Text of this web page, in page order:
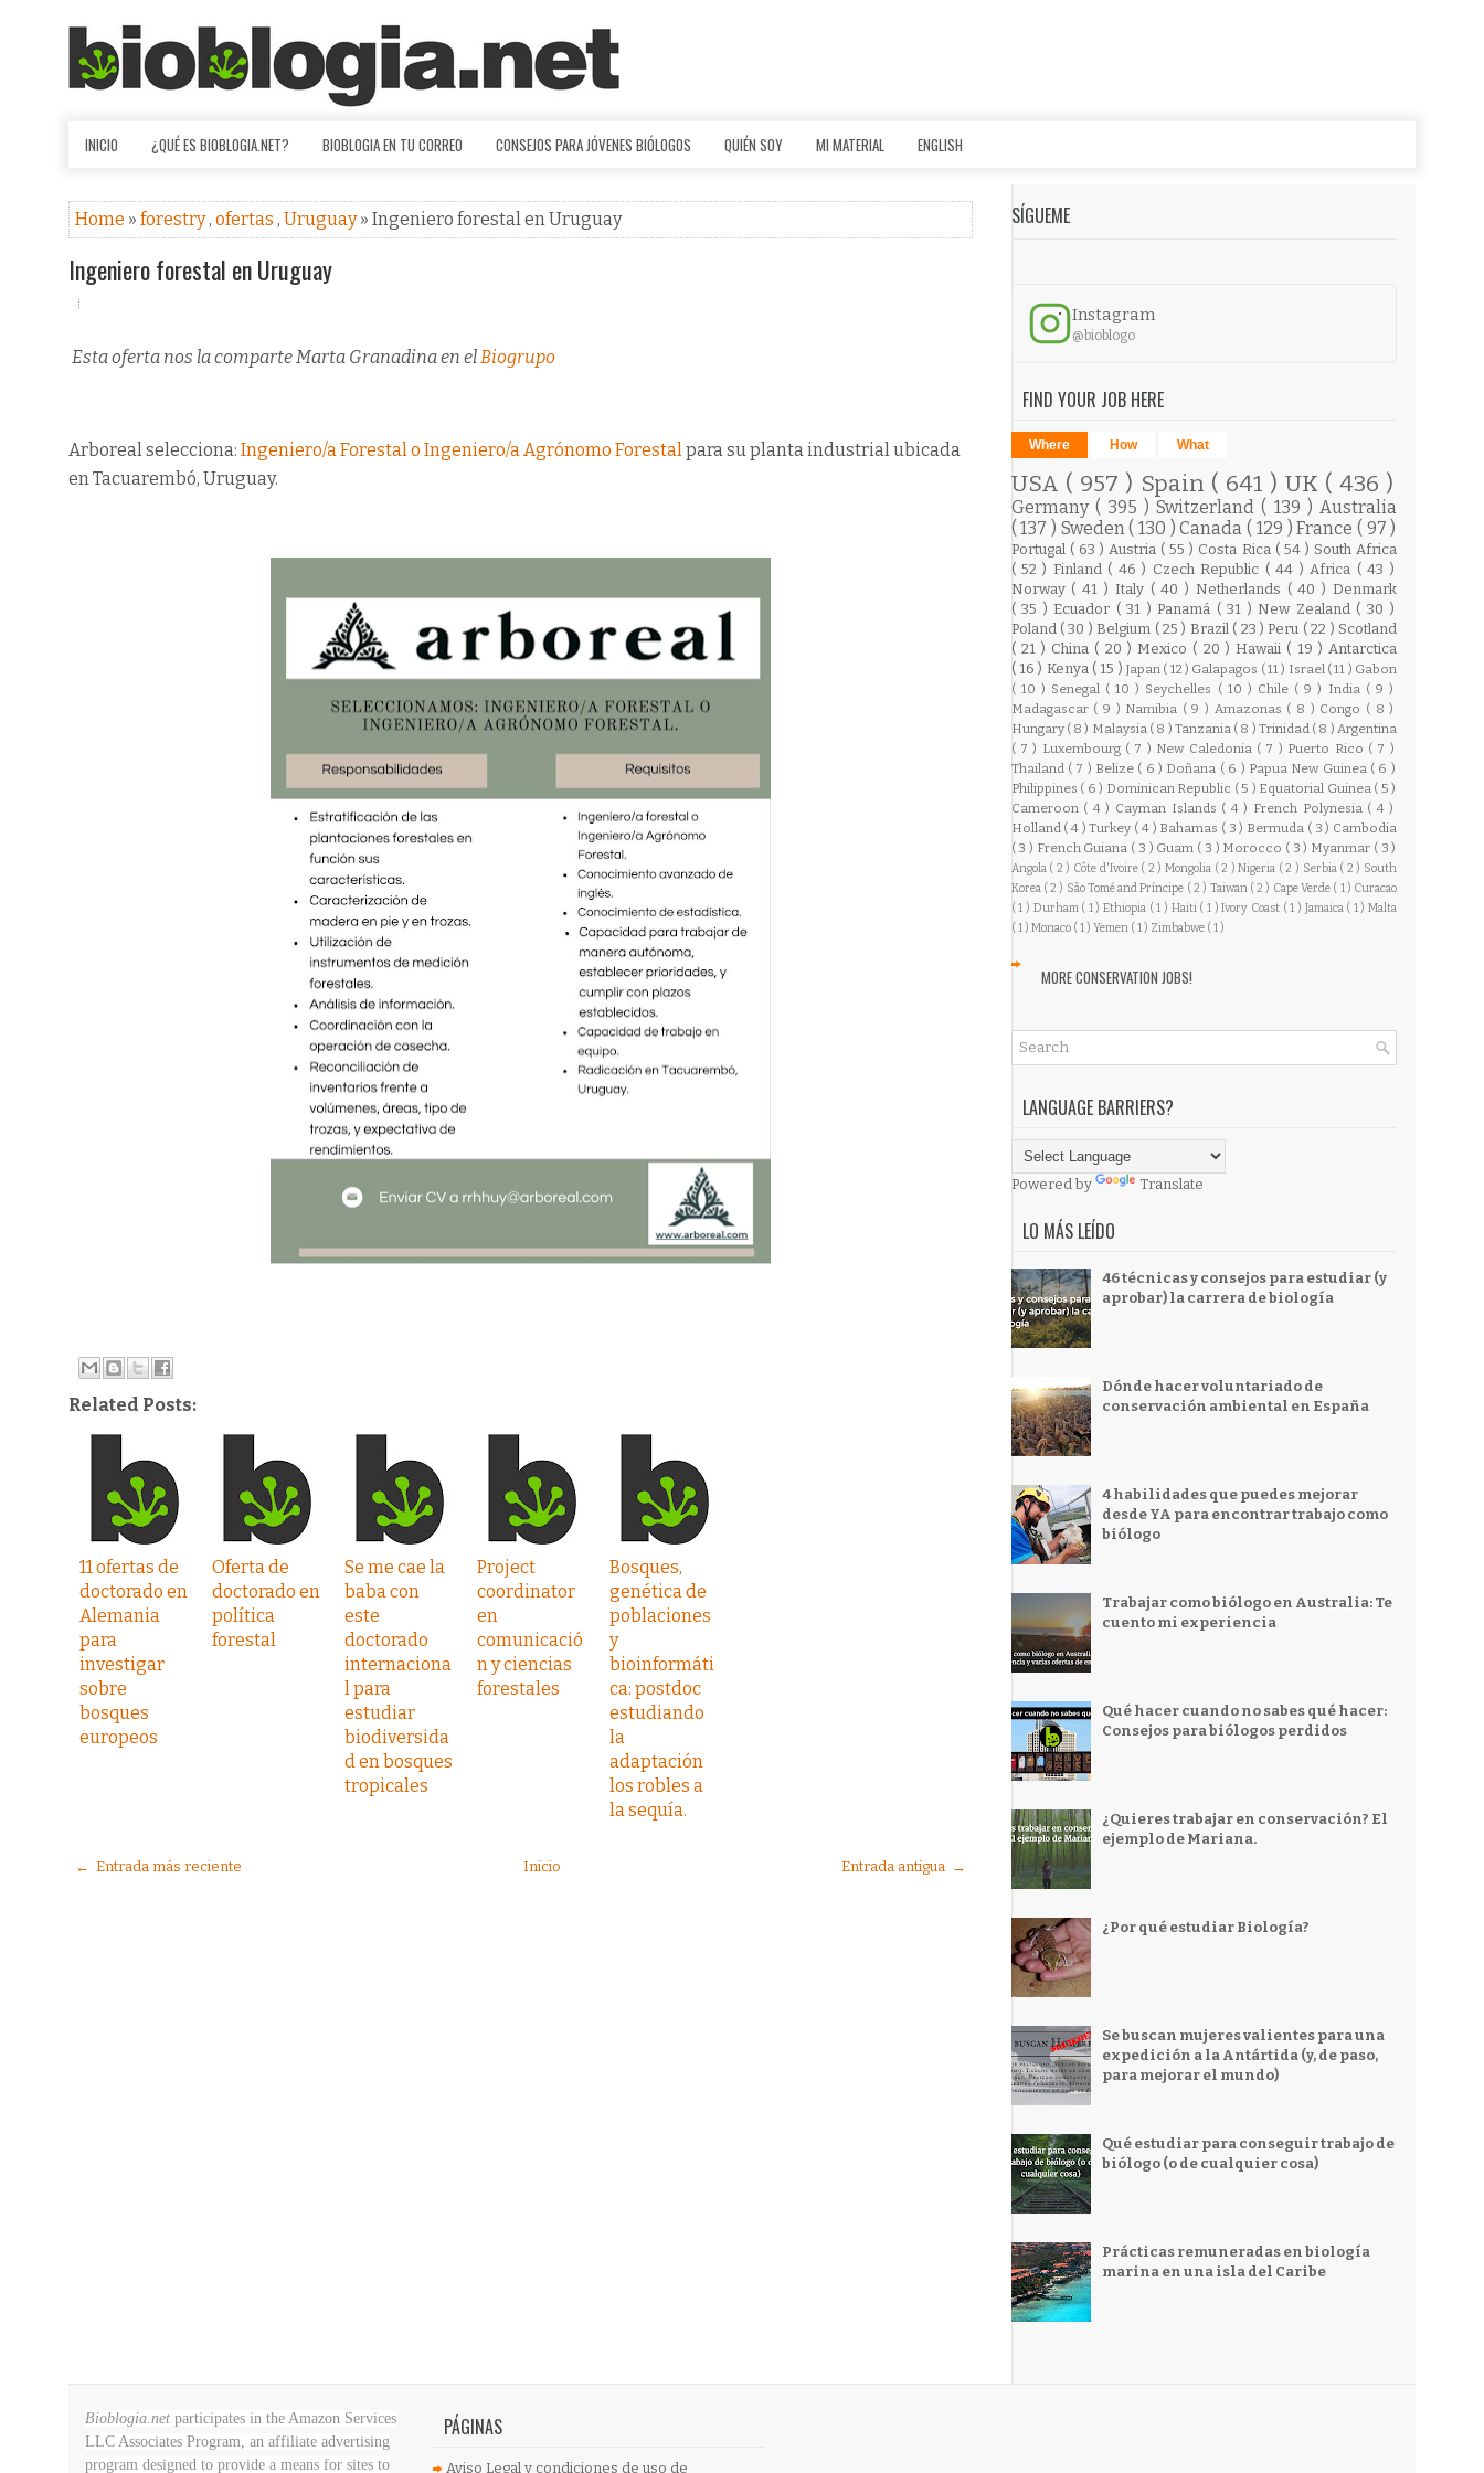
INICIO ¿QUÉ ES BIOBLOGIA.NET? BIOBLOGIA EN TU CORREO CONSEJOS PARA JÓVENES BIÓLOGOS QUIÉN SOY MI MATERIAL ENGLISH
Home » forestry, ofertas , Uruguay» Ingeniero forestal en Uruguay
Ingeniero forestal en Uruguay
Esta oferta nos la comparte Marta Granadina en elBiogrupo
Arboreal selecciona: Ingeniero/a Forestal o Ingeniero/a Agrónomo Forestalpara su planta industrial ubicada
en Tacuarembó, Uruguay.
Related Posts:
11 ofertas de
doctorado en
Alemania
para
investigar
sobre
bosques
europeos
Oferta de
doctorado en
política
forestal
Se me cae la
baba con
este
doctorado
internaciona
l para
estudiar
biodiversida
d en bosques
tropicales
Project
coordinator
en
comunicació
n y ciencias
forestales
Bosques,
genética de
poblaciones
y
bioinformáti
ca: postdoc
estudiando
la
adaptación
los robles a
la sequía.
← Entrada más reciente Entrada antigua →
Inicio
SÍGUEME
Instagram
@bioblogo
FIND YOUR JOB HERE
Where How What
USA ( 957 ) Spain ( 641 ) UK ( 436 )
Germany ( 395 )Switzerland( 139 )Australia
( 137 ) Sweden( 130 )Canada( 129 )France ( 97 )
Portugal ( 63 ) Austria ( 55 ) Costa Rica ( 54 ) South Africa
( 52 ) Finland ( 46 ) Czech Republic ( 44 )Africa ( 43 )
Norway ( 41 ) Italy ( 40 ) Netherlands ( 40 ) Denmark
( 35 ) Ecuador ( 31 ) Panamá ( 31 ) New Zealand ( 30 )
Poland ( 30 ) Belgium ( 25 ) Brazil ( 23 ) Peru ( 22 ) Scotland
( 21 ) China ( 20 ) Mexico ( 20 ) Hawaii ( 19 )Antarctica
( 16 ) Kenya ( 15 ) Japan ( 12 ) Galapagos ( 11 ) Israel ( 11 ) Gabon
( 10 ) Senegal ( 10 ) Seychelles ( 10 ) Chile ( 9 ) India ( 9 )
Madagascar ( 9 ) Namibia ( 9 ) Amazonas ( 8 ) Congo ( 8 )
Hungary ( 8 ) Malaysia ( 8 ) Tanzania ( 8 ) Trinidad ( 8 )Argentina
( 7 ) Luxembourg ( 7 ) New Caledonia ( 7 ) Puerto Rico ( 7 )
Thailand ( 7 ) Belize ( 6 ) Doñana ( 6 ) Papua New Guinea ( 6 )
Philippines ( 6 ) Dominican Republic ( 5 ) Equatorial Guinea ( 5 )
Cameroon ( 4 ) Cayman Islands ( 4 ) French Polynesia ( 4 )
Holland ( 4 )Turkey ( 4 ) Bahamas ( 3 ) Bermuda ( 3 ) Cambodia
( 3 ) French Guiana ( 3 ) Guam ( 3 ) Morocco ( 3 ) Myanmar ( 3 )
Angola ( 2 ) Côte d'Ivoire ( 2 ) Mongolia ( 2 )Nigeria ( 2 ) Serbia ( 2 ) South
Korea ( 2 ) São Tomé and Príncipe ( 2 ) Taiwan ( 2 ) Cape Verde ( 1 ) Curacao
( 1 ) Durham ( 1 )Ethiopia ( 1 ) Haiti ( 1 )Ivory Coast ( 1 ) Jamaica ( 1 )Malta
( 1 ) Monaco ( 1 ) Yemen ( 1 ) Zimbabwe ( 1 )
MORE CONSERVATION JOBS!
LANGUAGE BARRIERS?
Powered by Translate
LO MÁS LEÍDO
46 técnicas y consejos para estudiar (y
aprobar) la carrera de biología
Dónde hacer voluntariado de
conservación ambiental en España
4 habilidades que puedes mejorar
desde YA para encontrar trabajo como
biólogo
Trabajar como biólogo en Australia: Te
cuento mi experiencia
Qué hacer cuando no sabes qué hacer:
Consejos para biólogos perdidos
¿Quieres trabajar en conservación? El
ejemplo de Mariana.
¿Por qué estudiar Biología?
Se buscan mujeres valientes para una
expedición a la Antártida (y, de paso,
para mejorar el mundo)
Qué estudiar para conseguir trabajo de
biólogo (o de cualquier cosa)
Prácticas remuneradas en biología
marina en una isla del Caribe
Bioblogia.net participates in the Amazon Services
LLC Associates Program, an affiliate advertising
program designed to provide a means for sites to
PÁGINAS
Aviso Legal y condiciones de uso de